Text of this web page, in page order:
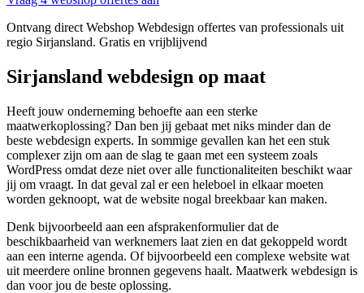
Ontvang direct Webshop Webdesign offertes van professionals uit
regio Sirjansland. Gratis en vrijblijvend
Sirjansland webdesign op maat
Heeft jouw onderneming behoefte aan een sterke
maatwerkoplossing? Dan ben jij gebaat met niks minder dan de
beste webdesign experts. In sommige gevallen kan het een stuk
complexer zijn om aan de slag te gaan met een systeem zoals
WordPress omdat deze niet over alle functionaliteiten beschikt waar
jij om vraagt. In dat geval zal er een heleboel in elkaar moeten
worden geknoopt, wat de website nogal breekbaar kan maken.
Denk bijvoorbeeld aan een afsprakenformulier dat de
beschikbaarheid van werknemers laat zien en dat gekoppeld wordt
aan een interne agenda. Of bijvoorbeeld een complexe website wat
uit meerdere online bronnen gegevens haalt. Maatwerk webdesign is
dan voor jou de beste oplossing.